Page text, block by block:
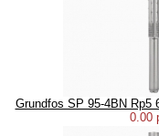
Grundfos SP 95-4BN Rp5
0.00